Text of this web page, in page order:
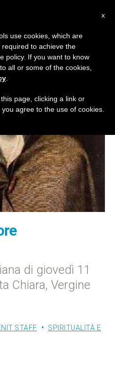
di giovedì 11
Chiara, Vergine
STAFF
SPIRITUALITÀ E
x
use cookies, which are
to achieve the
policy. If you want to know
all or some of the cookies,
page, clicking a link or
agree to the use of cookies.